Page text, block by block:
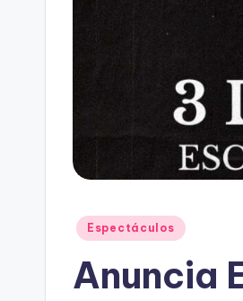
Publicado
Espectáculos
Anuncia